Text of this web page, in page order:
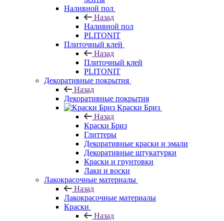
Наливной пол
Назад
Наливной пол
PLITONIT
Плиточный клей
Назад
Плиточный клей
PLITONIT
Декоративные покрытия
Назад
Декоративные покрытия
Краски Бриз
Назад
Краски Бриз
Глиттеры
Декоративные краски и эмали
Декоративные штукатурки
Краски и грунтовки
Лаки и воски
Лакокрасочные материалы
Назад
Лакокрасочные материалы
Краски
Назад